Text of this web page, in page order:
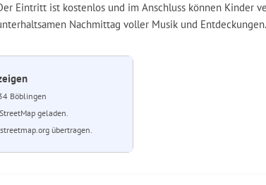
Eintritt ist kostenlos und im Anschluss können Kinder
Nachmittag voller Musik und Entdeckungen.
Böblingen
geladen.
übertragen.